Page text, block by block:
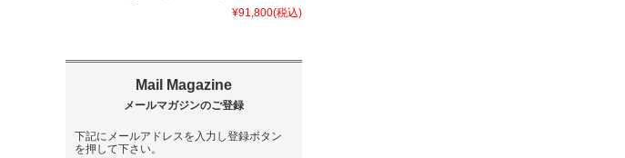
¥91,800(税込)
下記にメールアドレスを入力し登録ボタン
を押して下さい。